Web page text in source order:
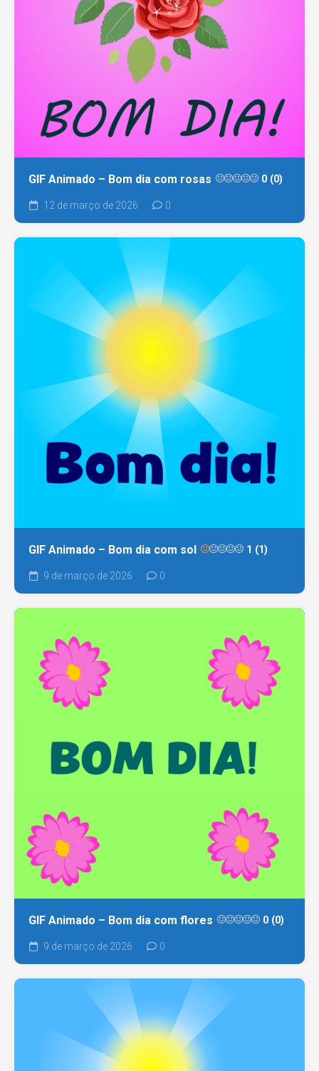
GIF Animado – Bom dia com rosas 0 (0)
12 de março de 2026 0
GIF Animado – Bom dia com sol 1 (1)
9 de março de 2026 0
GIF Animado – Bom dia com flores 0 (0)
9 de março de 2026 0